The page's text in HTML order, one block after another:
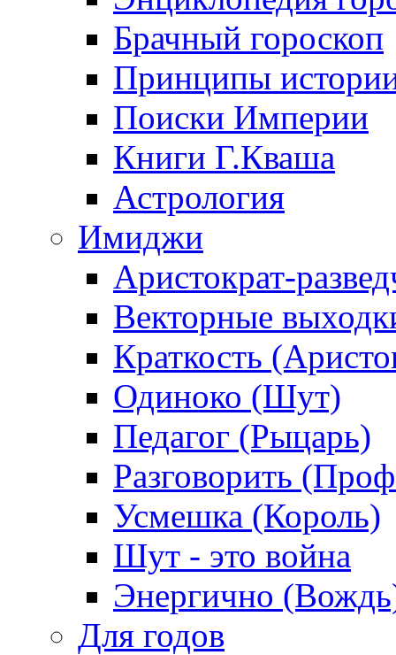
Брачный гороскоп
Принципы
Поиски Империи
Книги Г.Кваша
Астрология
Имиджи
Аристократ-
Векторные
Краткость
Одиноко (Шут)
Педагог (Рыцарь)
Разговорить
Усмешка (Король)
Шут - это война
Энергично
Для годов